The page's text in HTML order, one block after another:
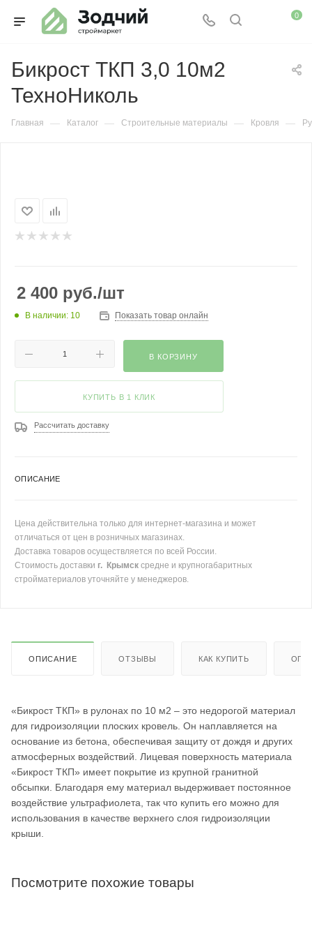
0
Бикрост ТКП 3,0 10м2
ТехноНиколь
Главная — Каталог — Строительные материалы — Кровля —
2 400 руб./шт
В наличии: 10 Показать товар онлайн
В КОРЗИНУ
КУПИТЬ В 1 КЛИК
Рассчитать доставку
ОПИСАНИЕ
Цена действительна только для интернет-магазина и может
отличаться от цен в розничных магазинах.
Доставка товаров осуществляется по всей России.
Стоимость доставки г. Крымск средне и крупногабаритных
стройматериалов уточняйте у менеджеров.
ОПИСАНИЕ ОТЗЫВЫ КАК КУПИТЬ
«Бикрост ТКП» в рулонах по 10 м2 – это недорогой материал
для гидроизоляции плоских кровель. Он наплавляется на
основание из бетона, обеспечивая защиту от дождя и других
атмосферных воздействий. Лицевая поверхность материала
«Бикрост ТКП» имеет покрытие из крупной гранитной
обсыпки. Благодаря ему материал выдерживает постоянное
воздействие ультрафиолета, так что купить его можно для
использования в качестве верхнего слоя гидроизоляции
крыши.
Посмотрите похожие товары